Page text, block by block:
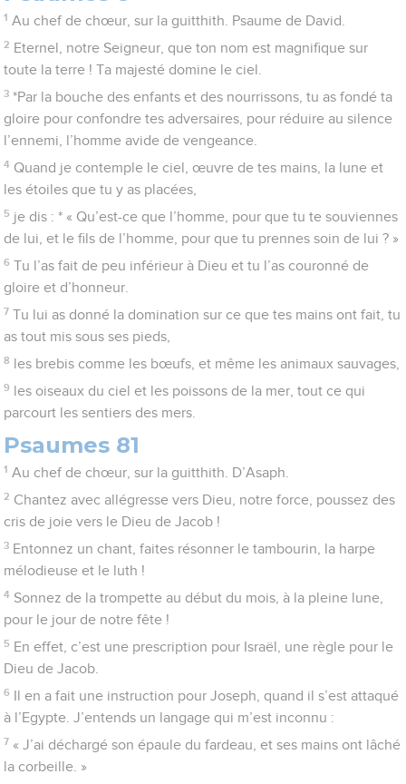
1 Au chef de chœur, sur la guitthith. Psaume de David.
2 Eternel, notre Seigneur, que ton nom est magnifique sur
toute la terre ! Ta majesté domine le ciel.
3 *Par la bouche des enfants et des nourrissons, tu as fondé ta
gloire pour confondre tes adversaires, pour réduire au silence
l’ennemi, l’homme avide de vengeance.
4 Quand je contemple le ciel, œuvre de tes mains, la lune et
les étoiles que tu y as placées,
5 je dis : * « Qu’est-ce que l’homme, pour que tu te souviennes
de lui, et le fils de l’homme, pour que tu prennes soin de lui ? »
6 Tu l’as fait de peu inférieur à Dieu et tu l’as couronné de
gloire et d’honneur.
7 Tu lui as donné la domination sur ce que tes mains ont fait, tu
as tout mis sous ses pieds,
8 les brebis comme les bœufs, et même les animaux sauvages,
9
les oiseaux du ciel et les poissons de la mer, tout ce qui
parcourt les sentiers des mers.
Psaumes 81
1 Au chef de chœur, sur la guitthith. D’Asaph.
2 Chantez avec allégresse vers Dieu, notre force, poussez des
cris de joie vers le Dieu de Jacob !
3 Entonnez un chant, faites résonner le tambourin, la harpe
mélodieuse et le luth !
4 Sonnez de la trompette au début du mois, à la pleine lune,
pour le jour de notre fête !
5 En effet, c’est une prescription pour Israël, une règle pour le
Dieu de Jacob.
6
Il en a fait une instruction pour Joseph, quand il s’est attaqué
à l’Egypte. J’entends un langage qui m’est inconnu :
7 « J’ai déchargé son épaule du fardeau, et ses mains ont lâché
la corbeille. »